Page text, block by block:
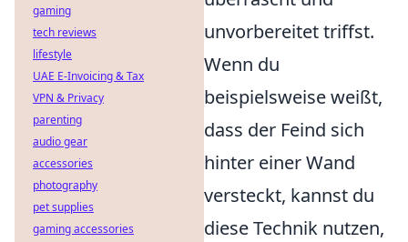
unvorbereitet triffst.
Wenn du
beispielsweise weißt,
dass der Feind sich
hinter einer Wand
versteckt, kannst du
diese Technik nutzen,
gaming
tech reviews
lifestyle
UAE E-Invoicing & Tax
VPN & Privacy
parenting
audio gear
accessories
photography
pet supplies
gaming accessories